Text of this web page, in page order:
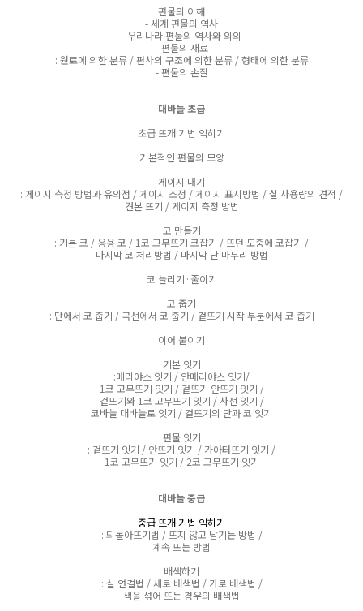
편물의 이해
- 세계 편물의 역사
- 우리나라 편물의 역사와 의의
- 편물의 재료
: 원료에 의한 분류 / 편사의 구조에 의한 분류 / 형태에 의한 분류
- 편물의 손질
대바늘 초급
초급 뜨개 기법 익히기
기본적인 편물의 모양
게이지 내기
: 게이지 측정 방법과 유의점 / 게이지 조정 / 게이지 표시방법 / 실 사용량의 견적 /
견본 뜨기 / 게이지 측정 방법
코 만들기
: 기본 코 / 응용 코 / 1코 고무뜨기 코잡기 / 뜨던 도중에 코잡기 /
마지막 코 처리방법 / 마지막 단 마무리 방법
코 늘리기·줄이기
코 줍기
: 단에서 코 줍기 / 곡선에서 코 줍기 / 겉뜨기 시작 부분에서 코 줍기
이어 붙이기
기본 잇기
:메리야스 잇기 / 안메리야스 잇기/
1코 고무뜨기 잇기 / 겉뜨기 안뜨기 잇기 /
겉뜨기와 1코 고무뜨기 잇기 / 사선 잇기 /
코바늘 대바늘로 잇기 / 겉뜨기의 단과 코 잇기
편물 잇기
: 겉뜨기 잇기 / 안뜨기 잇기 / 가아터뜨기 잇기 /
1코 고무뜨기 잇기 / 2코 고무뜨기 잇기
대바늘 중급
중급 뜨개 기법 익히기
: 되돌아뜨기법 / 뜨지 않고 남기는 방법 /
계속 뜨는 방법
배색하기
: 실 연결법 / 세로 배색법 / 가로 배색법 /
색을 섞어 뜨는 경우의 배색법